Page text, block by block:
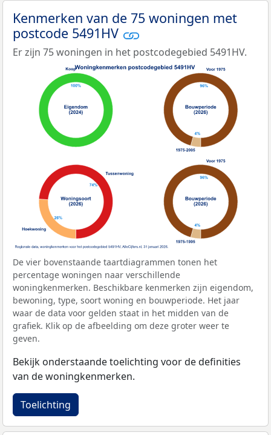
Kenmerken van de 75 woningen met
postcode 5491HV
Er zijn 75 woningen in het postcodegebied 5491HV.
De vier bovenstaande taartdiagrammen tonen het
percentage woningen naar verschillende
woningkenmerken. Beschikbare kenmerken zijn eigendom,
bewoning, type, soort woning en bouwperiode. Het jaar
waar de data voor gelden staat in het midden van de
grafiek. Klik op de afbeelding om deze groter weer te
geven.
Bekijk onderstaande toelichting voor de definities
van de woningkenmerken.
Toelichting